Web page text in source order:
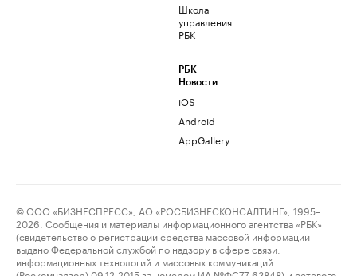
Школа
управления
РБК
РБК
Новости
iOS
Android
AppGallery
© ООО «БИЗНЕСПРЕСС», АО «РОСБИЗНЕСКОНСАЛТИНГ», 1995–
2026. Сообщения и материалы информационного агентства «РБК»
(свидетельство о регистрации средства массовой информации
выдано Федеральной службой по надзору в сфере связи,
информационных технологий и массовых коммуникаций